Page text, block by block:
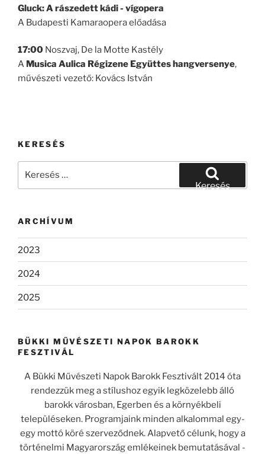
Gluck: A rászedett kádi - vígopera
A Budapesti Kamaraopera előadása
17:00 Noszvaj, De la Motte Kastély
A Musica Aulica Régizene Együtteshangversenye,
művészeti vezető: Kovács István
KERESÉS
Keresés
ARCHÍVUM
2023
2024
2025
BÜKKI MŰVÉSZETI NAPOK BAROKK
FESZTIVÁL
A Bükki Művészeti Napok Barokk Fesztivált 2014 óta
rendezzük meg a stílushoz egyik legközelebb álló
barokk városban, Egerben és a környékbeli
településeken. Programjaink minden alkalommal egy-
egy mottó köré szerveződnek. Alapvető célunk, hogy a
történelmi Magyarország emlékeinek bemutatásával -